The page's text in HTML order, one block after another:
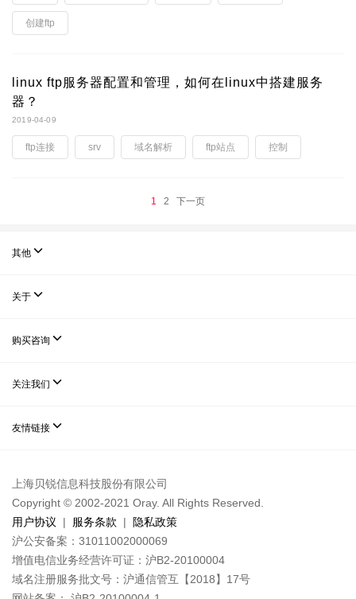
创建ftp
linux ftp服务器配置和管理，如何在linux中搭建服务
器？
2019-04-09
ftp连接 srv 域名解析 ftp站点 控制
1 2 下一页
其他 
关于 
购买咨询 
关注我们 
友情链接 
上海贝锐信息科技股份有限公司
Copyright © 2002-2021 Oray. All Rights Reserved.
用户协议 | 服务条款 |
隐私政策
沪公安备案：31011002000069
增值电信业务经营许可证：沪B2-20100004
域名注册服务批文号：沪通信管互【2018】17号